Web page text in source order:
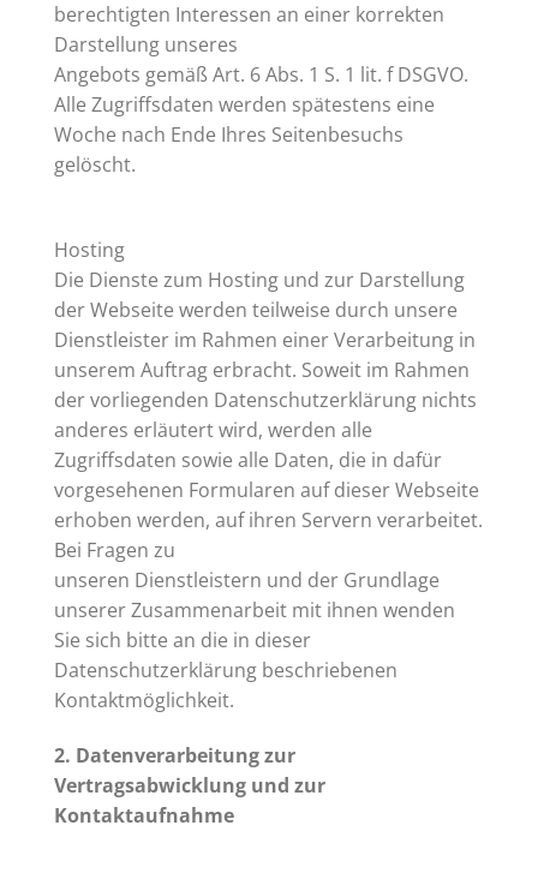
berechtigten Interessen an einer korrekten
Darstellung unseres
Angebots gemäß Art. 6 Abs. 1 S. 1 lit. f DSGVO.
Alle Zugriffsdaten werden spätestens eine
Woche nach Ende Ihres Seitenbesuchs
gelöscht.
Hosting
Die Dienste zum Hosting und zur Darstellung
der Webseite werden teilweise durch unsere
Dienstleister im Rahmen einer Verarbeitung in
unserem Auftrag erbracht. Soweit im Rahmen
der vorliegenden Datenschutzerklärung nichts
anderes erläutert wird, werden alle
Zugriffsdaten sowie alle Daten, die in dafür
vorgesehenen Formularen auf dieser Webseite
erhoben werden, auf ihren Servern verarbeitet.
Bei Fragen zu
unseren Dienstleistern und der Grundlage
unserer Zusammenarbeit mit ihnen wenden
Sie sich bitte an die in dieser
Datenschutzerklärung beschriebenen
Kontaktmöglichkeit.
2. Datenverarbeitung zur
Vertragsabwicklung und zur
Kontaktaufnahme